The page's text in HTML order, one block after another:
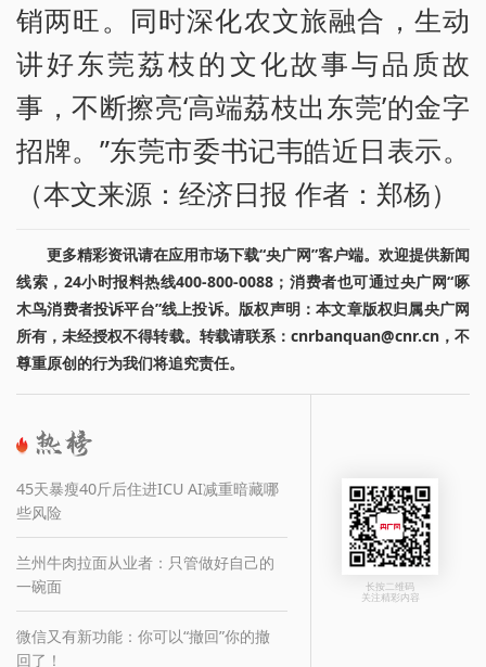
销两旺。同时深化农文旅融合，生动
讲好东莞荔枝的文化故事与品质故
事，不断擦亮‘高端荔枝出东莞’的金字
招牌。”东莞市委书记韦皓近日表示。
（本文来源：经济日报 作者：郑杨）
更多精彩资讯请在应用市场下载“央广网”客户端。欢迎提供新闻
线索，24小时报料热线400-800-0088；消费者也可通过央广网“啄
木鸟消费者投诉平台”线上投诉。版权声明：本文章版权归属央广网
所有，未经授权不得转载。转载请联系：cnrbanquan@cnr.cn，不
尊重原创的行为我们将追究责任。
45天暴瘦40斤后住进ICU AI减重暗藏哪
些风险
兰州牛肉拉面从业者：只管做好自己的
一碗面
微信又有新功能：你可以“撤回”你的撤
回了！
长按二维码
关注精彩内容